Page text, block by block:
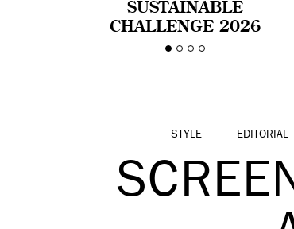
SUSTAINABLE
CHALLENGE 2026
CELEBRA LA
STYLE EDITORIAL